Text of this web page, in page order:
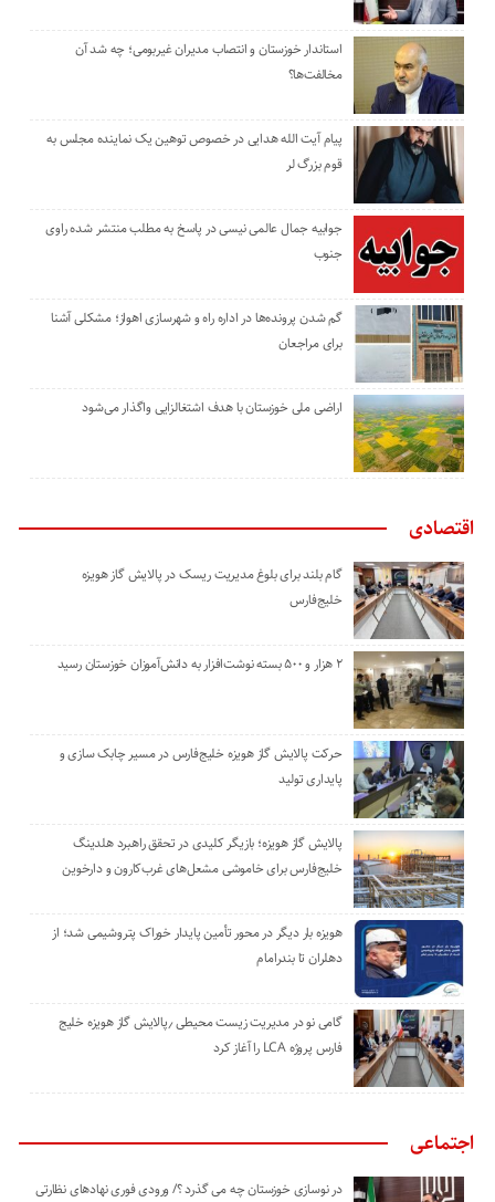
استاندار خوزستان و انتصاب مدیران غیربومی؛ چه شد آن
مخالفت‌ها؟
پیام آیت الله هدایی در خصوص توهین یک نماینده مجلس به
قوم بزرگ لر
جوابیه جمال عالمی نیسی در پاسخ به مطلب منتشر شده راوی
جنوب
گم شدن پرونده‌ها در اداره راه و شهرسازی اهواز؛ مشکلی آشنا
برای مراجعان
اراضی ملی خوزستان با هدف اشتغالزایی واگذار می‌شود
اقتصادی
گام بلند برای بلوغ مدیریت ریسک در پالایش گاز هویزه
خلیج‌فارس
۲ هزار و ۵۰۰ بسته نوشت‌افزار به دانش‌آموزان خوزستان رسید
حرکت پالایش گاز هویزه خلیج‌فارس در مسیر چابک سازی و
پایداری تولید
پالایش گاز هویزه؛ بازیگر کلیدی در تحقق راهبرد هلدینگ
خلیج‌فارس برای خاموشی مشعل‌های غرب‌کارون و دارخوین
هویزه بار دیگر در محور تأمین پایدار خوراک پتروشیمی شد؛ از
دهلران تا بندرامام
گامی نو در مدیریت زیست ‌محیطی ٫پالایش گاز هویزه خلیج
‌فارس پروژه LCA را آغاز کرد
اجتماعی
در نوسازی خوزستان چه می گذرد ؟/ ورودی فوری نهادهای نظارتی